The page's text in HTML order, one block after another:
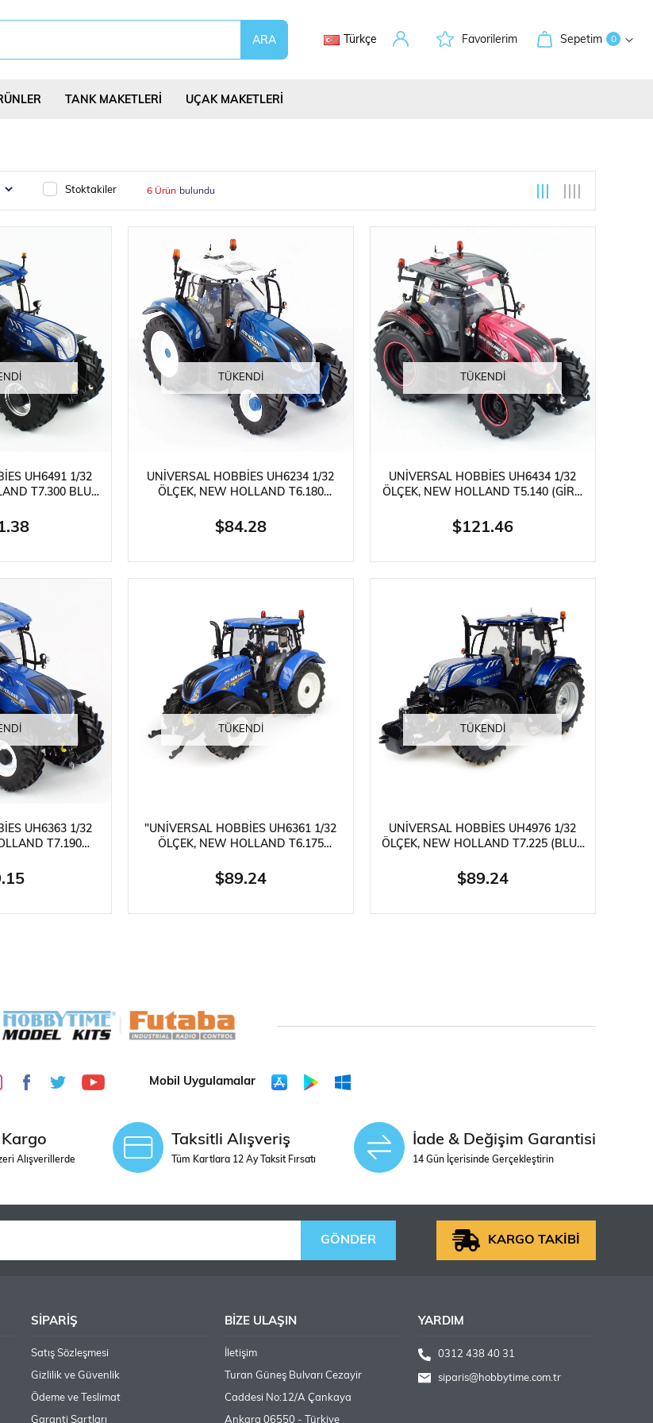
Türkçe Sepetim 0
Favorilerim
Bilim Deney Setleri
Enerjili Kitler Lego Teknik Serisi Faller Basic Series
Hediyelik Eşyalar Elektrikli Kaykaylar
TANK MAKETLERİ UÇAK MAKETLERİ
Stoktakiler 6 Ürün
UH6491 1/32
T7.300 BLUE
HAZIR
TÜKENDI
UNIVERSAL HOBBIES UH6234 1/32
ÖLÇEK, NEW HOLLAND T6.180
SERGILEMEYE HAZIR METAL
$84.28
TÜKENDI
UNIVERSAL HOBBIES UH6434 1/32
ÖLÇEK, NEW HOLLAND T5.140 (GIRO
HAZIR METAL TARIMSAL MAKINA
$121.46
UH6363 1/32
T7.190
METAL
TÜKENDI
"UNIVERSAL HOBBIES UH6361 1/32
ÖLÇEK, NEW HOLLAND T6.175
$89.24
TÜKENDI
UNIVERSAL HOBBIES UH4976 1/32
ÖLÇEK, NEW HOLLAND T7.225 (BLUE
SERGILEMEYE HAZIR METAL
$89.24
Mobil Uygulamalar
Alışverillerde
Taksitli Alışveriş
Tüm Kartlara 12 Ay Taksit Fırsatı
İade & Değişim Garantisi
14 Gün İçerisinde Gerçekleştirin
GÖNDER KARGO TAKİBİ
SİPARİŞ
Satış Sözleşmesi
Gizlilik ve Güvenlik
Ödeme ve Teslimat
Garanti Şartları
BİZE ULAŞIN
İletişim
Turan Güneş Bulvarı Cezayir
Caddesi No:12/A Çankaya
Ankara 06550 - Türkiye
YARDIM
0312 438 40 31
siparis@hobbytime.com.tr